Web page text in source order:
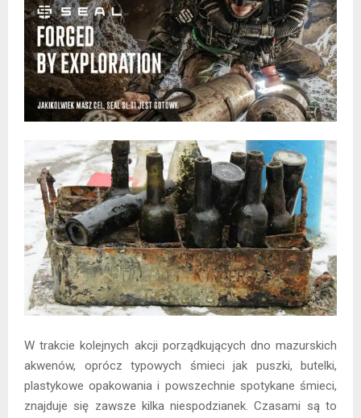
W trakcie kolejnych akcji porządkujących dno mazurskich
akwenów, oprócz typowych śmieci jak puszki, butelki,
plastykowe opakowania i powszechnie spotykane śmieci,
znajduje się zawsze kilka niespodzianek. Czasami są to